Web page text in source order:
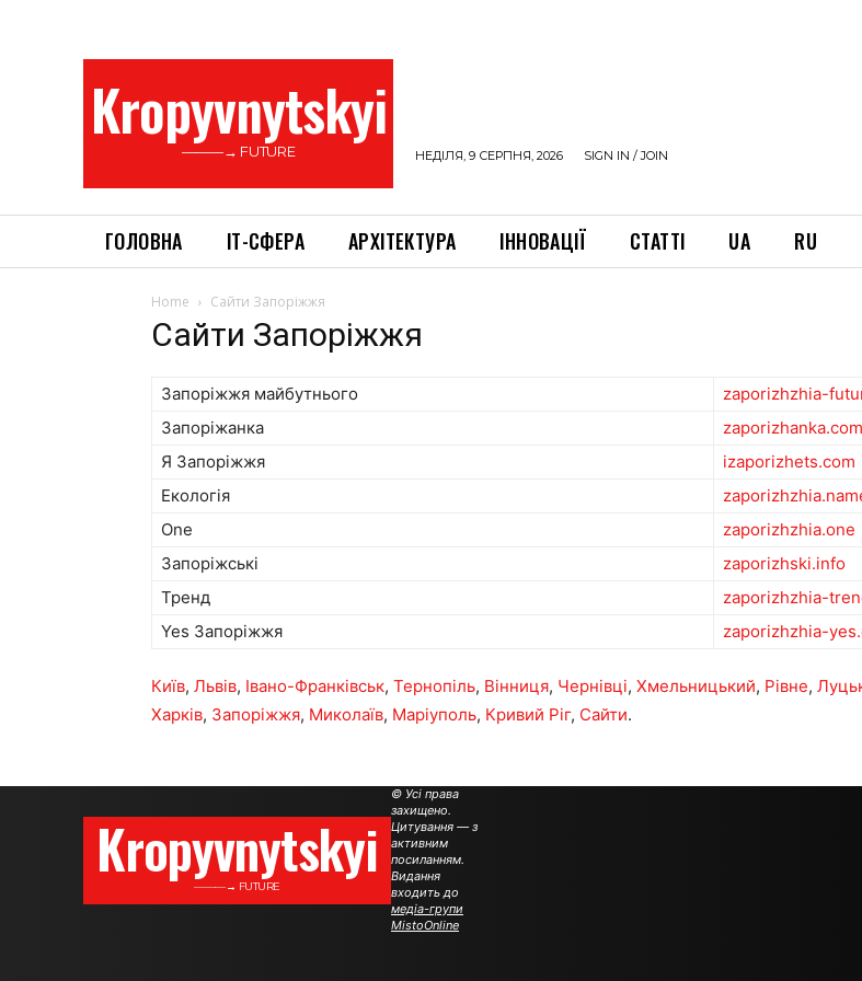
Kropyvnytskyi
———→ FUTURE НЕДІЛЯ, 9 СЕРПНЯ, 2026 SIGN IN / JOIN
ГОЛОВНА ІТ-СФЕРА АРХІТЕКТУРА ІННОВАЦІЇ СТАТТІ UA RU
Home Сайти Запоріжжя
Сайти Запоріжжя
Запоріжжя майбутнього
zaporizhzhia-
Запоріжанка
Я Запоріжжя
izaporizhets.com
Екологія
One
zaporizhzhia.one
Запоріжські
zaporizhski.info
Тренд
zaporizhzhia-
Yes Запоріжжя
zaporizhzhia-
Київ, Львів, Івано-Франківськ, Тернопіль, Вінниця, Чернівці, Хмельницький, Рівне,
Харків, Запоріжжя, Миколаїв, Маріуполь, Кривий Ріг, Сайти.
Kropyvnytskyi
———→ FUTURE
© Усі права
захищено.
Цитування — з
активним
посиланням.
Видання
входить до
медіа-групи
MistoOnline